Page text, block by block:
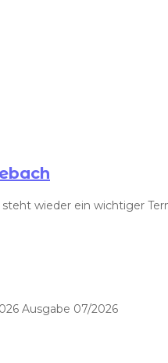
wieder ein wichtiger
Ausgabe 07/2026